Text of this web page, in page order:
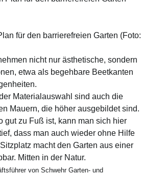
für den barrierefreien Garten (Foto:
nicht nur ästhetische, sondern
etwa als begehbare Beetkanten
Materialauswahl sind auch die
Mauern, die höher ausgebildet sind.
gut zu Fuß ist, kann man sich hier
dass man auch wieder ohne Hilfe
macht den Garten aus einer
Mitten in der Natur.
von Schwehr Garten- und